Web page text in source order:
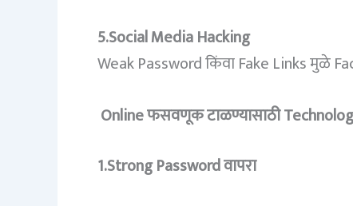
5.Social Media Hacking
Weak Password किंवा Fake Links मुळे
Online फसवणूक टाळण्यासाठी
1.Strong Password वापरा